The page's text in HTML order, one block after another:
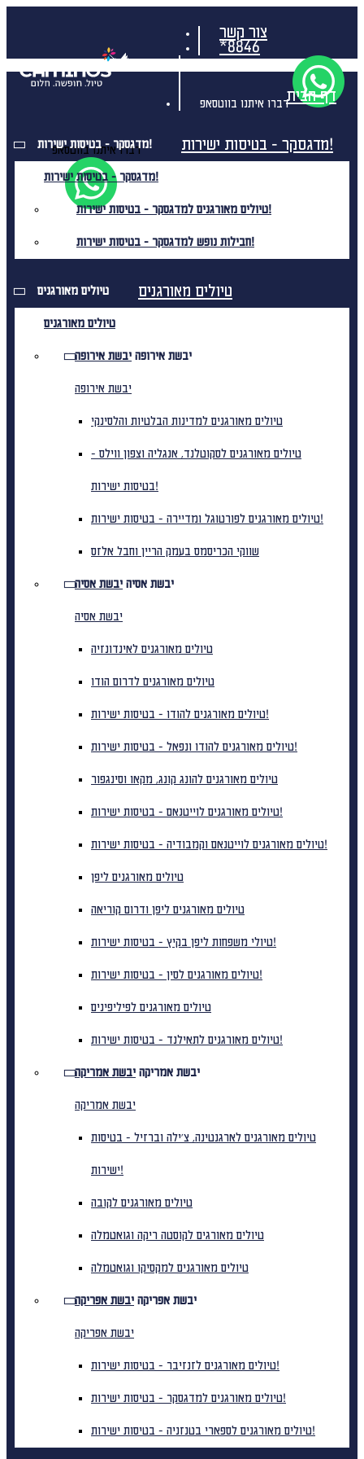
צור קשר
*8846
דברו איתנו בווטסאפ
דברו איתנו בווטסאפ
דף הבית
מדגסקר - בטיסות ישירות! מדגסקר - בטיסות ישירות!
מדגסקר - בטיסות ישירות!
טיולים מאורגנים למדגסקר - בטיסות ישירות!
חבילות נופש למדגסקר - בטיסות ישירות!
טיולים מאורגנים טיולים מאורגנים
טיולים מאורגנים
יבשת אירופה יבשת אירופה
יבשת אירופה
טיולים מאורגנים למדינות הבלטיות והלסינקי
טיולים מאורגנים לסקוטלנד, אנגליה וצפון ווילס -
בטיסות ישירות!
טיולים מאורגנים לפורטוגל ומדיירה - בטיסות ישירות!
שווקי הכריסמס בעמק הריין וחבל אלזס
יבשת אסיה יבשת אסיה
יבשת אסיה
טיולים מאורגנים לאינדונזיה
טיולים מאורגנים לדרום הודו
טיולים מאורגנים להודו - בטיסות ישירות!
טיולים מאורגנים להודו ונפאל - בטיסות ישירות!
טיולים מאורגנים להונג קונג, מקאו וסינגפור
טיולים מאורגנים לוייטנאם - בטיסות ישירות!
טיולים מאורגנים לוייטנאם וקמבודיה - בטיסות ישירות!
טיולים מאורגנים ליפן
טיולים מאורגנים ליפן ודרום קוריאה
טיולי משפחות ליפן בקיץ - בטיסות ישירות!
טיולים מאורגנים לסין - בטיסות ישירות!
טיולים מאורגנים לפיליפינים
טיולים מאורגנים לתאילנד - בטיסות ישירות!
יבשת אמריקה יבשת אמריקה
יבשת אמריקה
טיולים מאורגנים לארגנטינה, צ'ילה וברזיל - בטיסות
ישירות!
טיולים מאורגנים לקובה
טיולים מאורגים לקוסטה ריקה וגואטמלה
טיולים מאורגנים למקסיקו וגואטמלה
יבשת אפריקה יבשת אפריקה
יבשת אפריקה
טיולים מאורגנים לזנזיבר - בטיסות ישירות!
טיולים מאורגנים למדגסקר - בטיסות ישירות!
טיולים מאורגנים לספארי בטנזניה - בטיסות ישירות!